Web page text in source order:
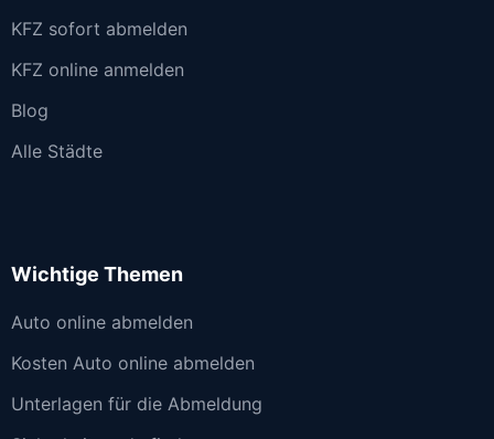
KFZ sofort abmelden
KFZ online anmelden
Blog
Alle Städte
Wichtige Themen
Auto online abmelden
Kosten Auto online abmelden
Unterlagen für die Abmeldung